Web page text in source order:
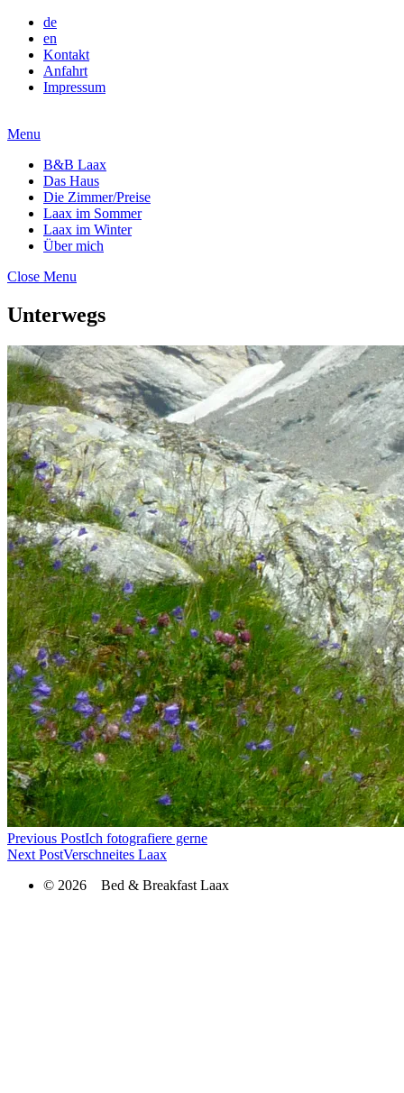
de
en
Kontakt
Anfahrt
Impressum
Menu
B&B Laax
Das Haus
Die Zimmer/Preise
Laax im Sommer
Laax im Winter
Über mich
Close Menu
Unterwegs
Previous PostIch fotografiere gerne
Next PostVerschneites Laax
© 2026 Bed & Breakfast Laax